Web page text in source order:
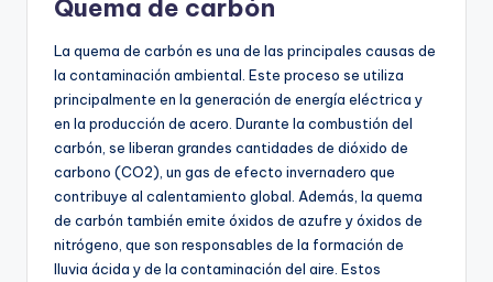
Quema de carbón
La quema de carbón es una de las principales causas de
la contaminación ambiental. Este proceso se utiliza
principalmente en la generación de energía eléctrica y
en la producción de acero. Durante la combustión del
carbón, se liberan grandes cantidades de dióxido de
carbono (CO2), un gas de efecto invernadero que
contribuye al calentamiento global. Además, la quema
de carbón también emite óxidos de azufre y óxidos de
nitrógeno, que son responsables de la formación de
lluvia ácida y de la contaminación del aire. Estos